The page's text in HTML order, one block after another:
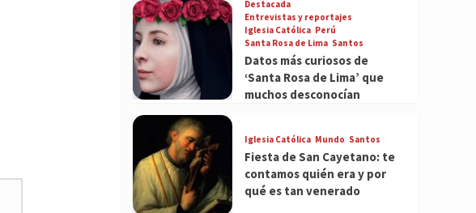
Destacada
Entrevistas y reportajes
Iglesia Católica Perú
Santa Rosa de Lima Santos
Datos más curiosos de
‘Santa Rosa de Lima’ que
muchos desconocían
Iglesia Católica Mundo Santos
Fiesta de San Cayetano: te
contamos quién era y por
qué es tan venerado